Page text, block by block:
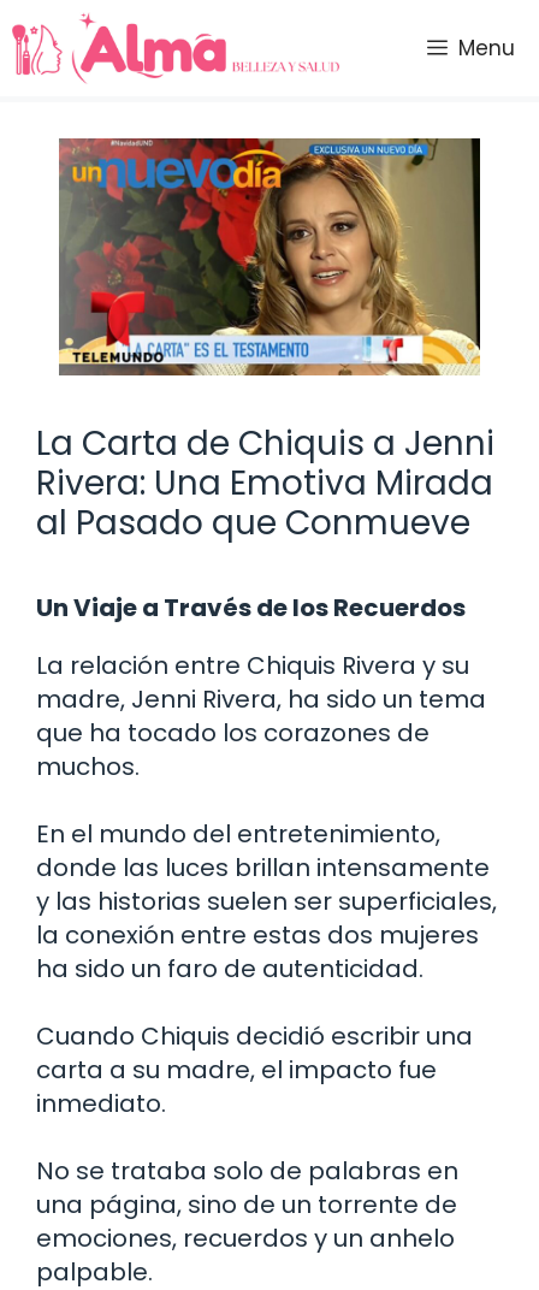
Saltar
al
contenido
Menu
La Carta de Chiquis a Jenni
Rivera: Una Emotiva Mirada
al Pasado que Conmueve
Un Viaje a Través de los Recuerdos
La relación entre Chiquis Rivera y su
madre, Jenni Rivera, ha sido un tema
que ha tocado los corazones de
muchos.
En el mundo del entretenimiento,
donde las luces brillan intensamente
y las historias suelen ser superficiales,
la conexión entre estas dos mujeres
ha sido un faro de autenticidad.
Cuando Chiquis decidió escribir una
carta a su madre, el impacto fue
inmediato.
No se trataba solo de palabras en
una página, sino de un torrente de
emociones, recuerdos y un anhelo
palpable.